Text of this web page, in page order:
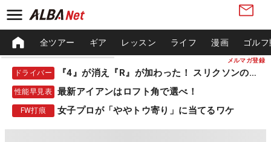
メルマガ登録
全ツアー ギア レッスン ライフ 漫画 ゴル
ドライバー 『4』が消え『R』が加わった！ スリクソンの新作
性能早見表 最新アイアンはロフト角で選べ！
FW打痕 女子プロが「ややトウ寄り」に当てるワケ